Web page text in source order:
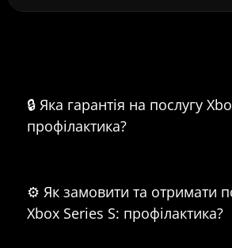
🔒 Яка гарантія на послугу
профілактика?
⚙️ Як замовити та отримати
Xbox Series S: профілактика?